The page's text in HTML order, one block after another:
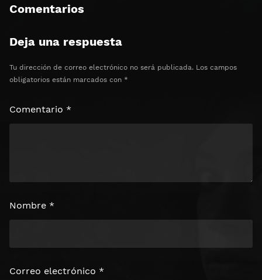
Comentarios
Deja una respuesta
Tu dirección de correo electrónico no será publicada. Los campos
obligatorios están marcados con *
Comentario *
Nombre *
Correo electrónico *